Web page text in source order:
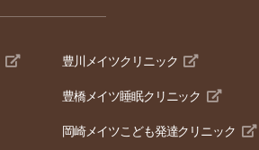
豊川メイツクリニック
豊橋メイツ睡眠クリニック
岡崎メイツこども発達クリニック